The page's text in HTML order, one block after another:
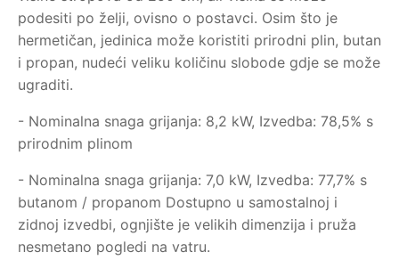
podesiti po želji, ovisno o postavci. Osim što je
hermetičan, jedinica može koristiti prirodni plin, butan
i propan, nudeći veliku količinu slobode gdje se može
ugraditi.
- Nominalna snaga grijanja: 8,2 kW, Izvedba: 78,5% s
prirodnim plinom
- Nominalna snaga grijanja: 7,0 kW, Izvedba: 77,7% s
butanom / propanom Dostupno u samostalnoj i
zidnoj izvedbi, ognjište je velikih dimenzija i pruža
nesmetano pogledi na vatru.